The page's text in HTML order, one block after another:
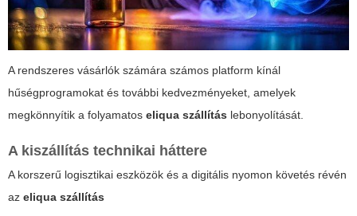
A rendszeres vásárlók számára számos platform kínál
hűségprogramokat és további kedvezményeket, amelyek
megkönnyítik a folyamatos eliqua szállítás lebonyolítását.
A kiszállítás technikai háttere
A korszerű logisztikai eszközök és a digitális nyomon követés révén
az eliqua szállítás